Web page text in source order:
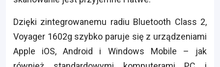
Dzięki zintegrowanemu radiu Bluetooth Class 2,
Voyager 1602g szybko paruje się z urządzeniami
Apple iOS, Android i Windows Mobile – jak